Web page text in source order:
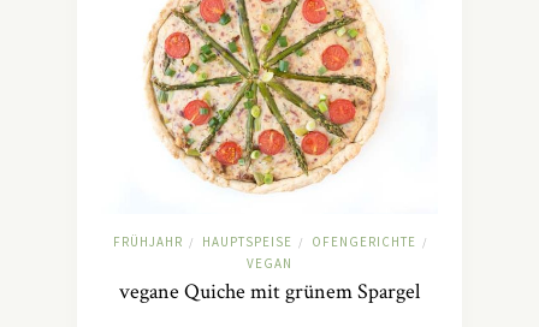
FRÜHJAHR / HAUPTSPEISE / OFENGERICHTE /
VEGAN
vegane Quiche mit grünem Spargel